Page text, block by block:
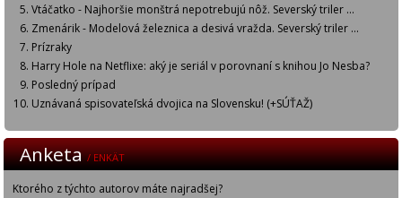
Vtáčatko - Najhoršie monštrá nepotrebujú nôž. Severský triler ...
Zmenárik - Modelová železnica a desivá vražda. Severský triler ...
Prízraky
Harry Hole na Netflixe: aký je seriál v porovnaní s knihou Jo Nesba?
Posledný prípad
Uznávaná spisovateľská dvojica na Slovensku! (+SÚŤAŽ)
Anketa/ ENKÄT
Ktorého z týchto autorov máte najradšej?